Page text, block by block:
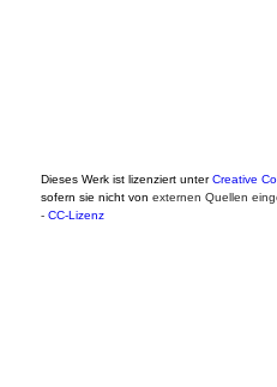
Dieses Werk ist lizenziert unterCreative
sofern sie nicht von externen Quellen
- CC-Lizenz